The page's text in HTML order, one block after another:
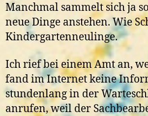
Manchmal sammelt sich ja
neue Dinge anstehen. Wie
Kindergartenneulinge.
Ich rief bei einem Amt an,
fand im Internet keine
stundenlang in der
anrufen, weil der